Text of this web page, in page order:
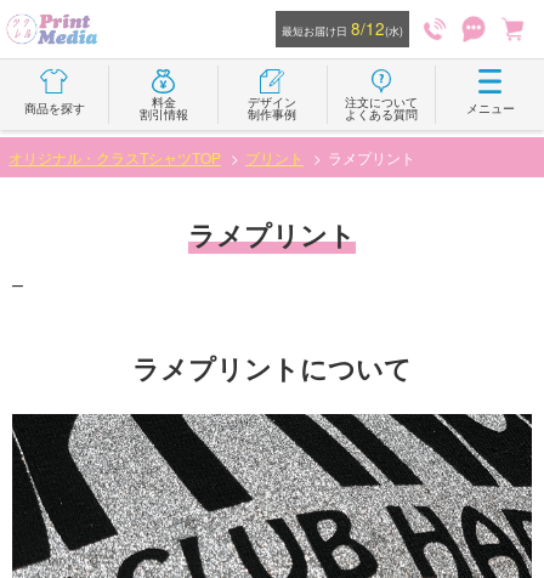
最短お届け日 8/12(水)
商品を探す 料金
割引情報
デザイン
制作事例
注文について
よくある質問 メニュー
オリジナル・クラスTシャツTOP プリント ラメプリント
ラメプリント
–
ラメプリントについて